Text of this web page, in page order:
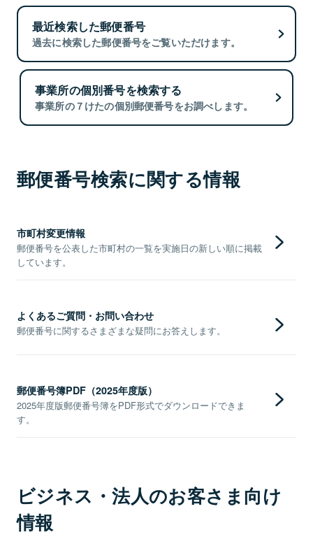
最近検索した郵便番号
過去に検索した郵便番号をご覧いただけます。
事業所の個別番号を検索する
事業所の７けたの個別郵便番号をお調べします。
郵便番号検索に関する情報
市町村変更情報
郵便番号を公表した市町村の一覧を実施日の新しい順に掲載
しています。
よくあるご質問・お問い合わせ
郵便番号に関するさまざまな疑問にお答えします。
郵便番号簿PDF（2025年度版）
2025年度版郵便番号簿をPDF形式でダウンロードできま
す。
ビジネス・法人のお客さま向け
情報